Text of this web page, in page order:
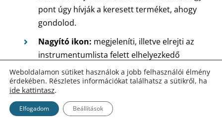
pont úgy hívják a keresett terméket, ahogy
gondolod.
Nagyító ikon: megjeleníti, illetve elrejti az
instrumentumlista felett elhelyezkedő
gyorskereső mezőt, melynek célja ugyanaz,
mint az előbb kifejtett keresőmezőnek.
Letöltés ikon:aGyors letöltés
a helyi adattárban elérhető legfrissebb adat
Weboldalamon sütiket használok a jobb felhasználói élmény
érdekében. Részletes információkat találhatsz a sütikről, ha
ide kattintasz.
Elfogadom Beállítások